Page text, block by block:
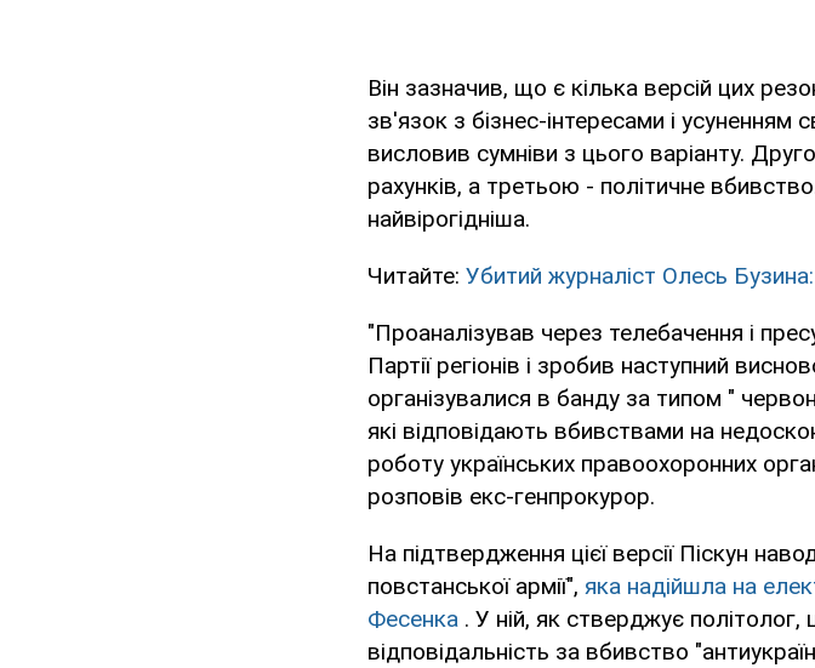
Він зазначив, що є кілька версій цих
зв'язок з бізнес-інтересами і усуненням
висловив сумніви з цього варіанту.
рахунків, а третьою - політичне
найвірогідніша.
Читайте: Убитий журналіст Олесь
"Проаналізував через телебачення і
Партії регіонів і зробив наступний
організувалися в банду за типом "
які відповідають вбивствами на
роботу українських правоохоронних
розповів екс-генпрокурор.
На підтвердження цієї версії Піскун
повстанської армії", яка надійшла на
Фесенка . У ній, як стверджує політолог,
відповідальність за вбивство